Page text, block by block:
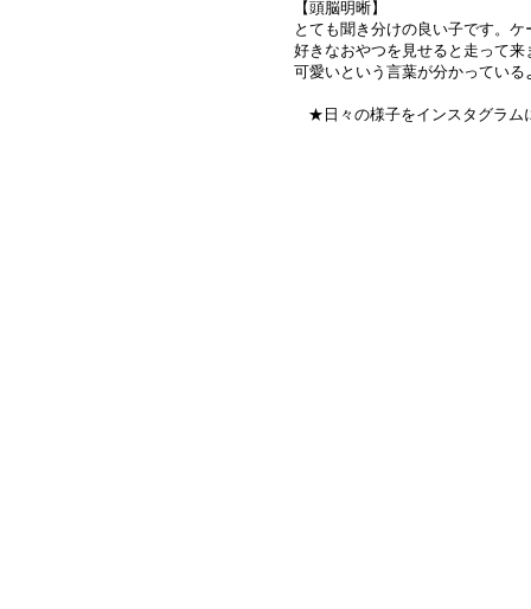
【頭脳明晰】
とても聞き分けの良い子です。
好きなおやつを見せると走って
可愛いという言葉が分かってい
★日々の様子をインスタグラム